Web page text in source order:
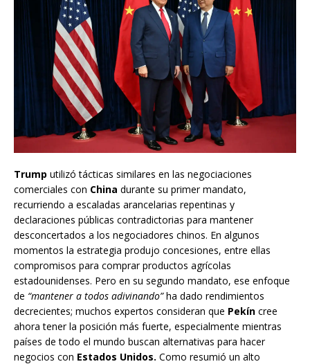
Trump utilizó tácticas similares en las negociaciones
comerciales con China durante su primer mandato,
recurriendo a escaladas arancelarias repentinas y
declaraciones públicas contradictorias para mantener
desconcertados a los negociadores chinos. En algunos
momentos la estrategia produjo concesiones, entre ellas
compromisos para comprar productos agrícolas
estadounidenses. Pero en su segundo mandato, ese enfoque
de “mantener a todos adivinando”ha dado rendimientos
decrecientes; muchos expertos consideran que Pekín cree
ahora tener la posición más fuerte, especialmente mientras
países de todo el mundo buscan alternativas para hacer
negocios con Estados Unidos. Como resumió un alto